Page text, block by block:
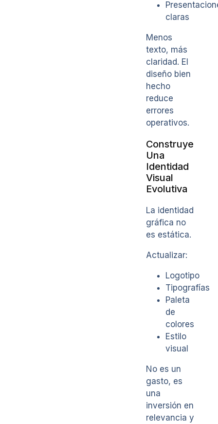
claras
Menos
texto, más
claridad. El
diseño bien
hecho
reduce
errores
operativos.
Construye
Una
Identidad
Visual
Evolutiva
La identidad
gráfica no
es estática.
Actualizar:
Logotipo
Tipografías
Paleta
de
colores
Estilo
visual
No es un
gasto, es
una
inversión en
relevancia y